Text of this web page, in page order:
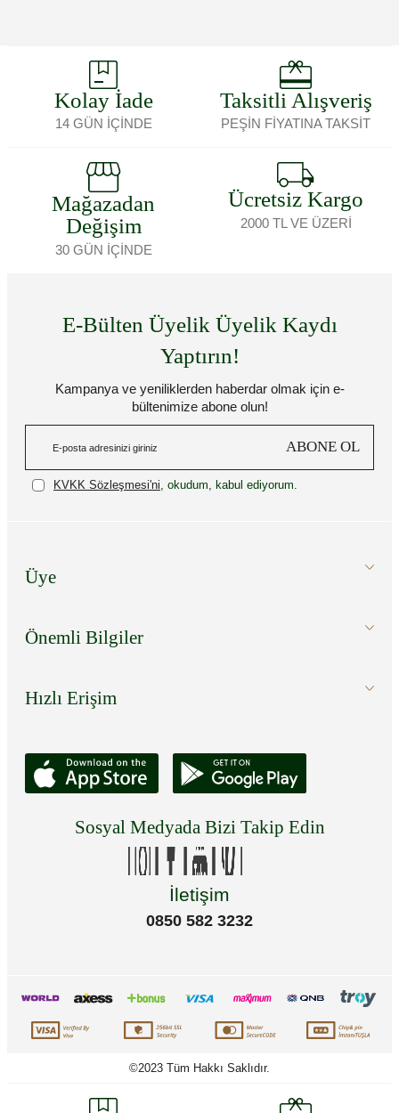
Kolay İade
14 GÜN İÇİNDE
Taksitli Alışveriş
PEŞİN FİYATINA TAKSİT
Mağazadan
Değişim
30 GÜN İÇİNDE
Ücretsiz Kargo
2000 TL VE ÜZERİ
E-Bülten Üyelik Üyelik Kaydı
Yaptırın!
Kampanya ve yeniliklerden haberdar olmak için e-
bültenimize abone olun!
ABONE OL
KVKK Sözleşmesi'ni , okudum, kabul ediyorum.
Üye
Önemli Bilgiler
Hızlı Erişim
Sosyal Medyada Bizi Takip Edin
İletişim
0850 582 3232
©2023 Tüm Hakkı Saklıdır.